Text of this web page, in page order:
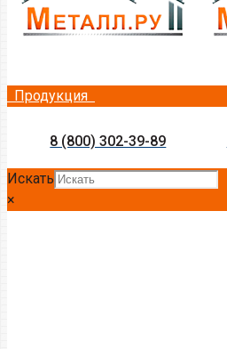
Продукция
8 (800) 302-39-89
Искать
×